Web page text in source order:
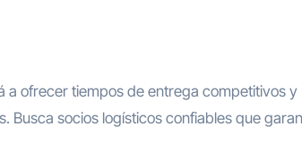
a ofrecer tiempos de entrega competitivos y
Busca socios logísticos confiables que